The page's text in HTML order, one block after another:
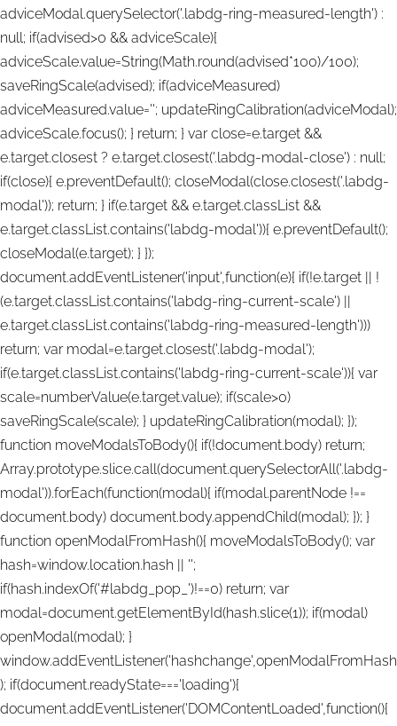
adviceModal.querySelector('.labdg-ring-measured-length') :
null; if(advised>0 && adviceScale){
adviceScale.value=String(Math.round(advised*100)/100);
saveRingScale(advised); if(adviceMeasured)
adviceMeasured.value=''; updateRingCalibration(adviceModal);
adviceScale.focus(); } return; } var close=e.target &&
e.target.closest ? e.target.closest('.labdg-modal-close') : null;
if(close){ e.preventDefault(); closeModal(close.closest('.labdg-
modal')); return; } if(e.target && e.target.classList &&
e.target.classList.contains('labdg-modal')){ e.preventDefault();
closeModal(e.target); } });
document.addEventListener('input',function(e){ if(!e.target || !
(e.target.classList.contains('labdg-ring-current-scale') ||
e.target.classList.contains('labdg-ring-measured-length')))
return; var modal=e.target.closest('.labdg-modal');
if(e.target.classList.contains('labdg-ring-current-scale')){ var
scale=numberValue(e.target.value); if(scale>0)
saveRingScale(scale); } updateRingCalibration(modal); });
function moveModalsToBody(){ if(!document.body) return;
Array.prototype.slice.call(document.querySelectorAll('.labdg-
modal')).forEach(function(modal){ if(modal.parentNode !==
document.body) document.body.appendChild(modal); }); }
function openModalFromHash(){ moveModalsToBody(); var
hash=window.location.hash || '';
if(hash.indexOf('#labdg_pop_')!==0) return; var
modal=document.getElementById(hash.slice(1)); if(modal)
openModal(modal); }
window.addEventListener('hashchange',openModalFromHash
); if(document.readyState==='loading'){
document.addEventListener('DOMContentLoaded',function(){